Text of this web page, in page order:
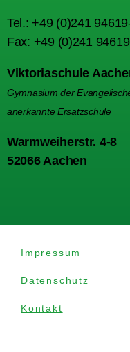
Tel.: +49 (0)241
Fax: +49 (0)241
Viktoriaschule
Gymnasium der
anerkannte Ersatzschule
Warmweiherstr. 4-8
52066 Aachen
Impressum
Datenschutz
Kontakt